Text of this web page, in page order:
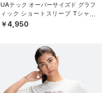
UAテック オーバーサイズド グラフ
ィック ショートスリーブ Tシャツ
（トレーニング/WOMEN）
￥4,950